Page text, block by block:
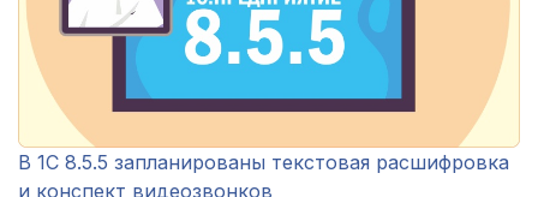
В 1С 8.5.5 запланированы текстовая расшифровка
и конспект видеозвонков